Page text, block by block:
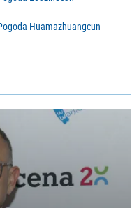
Huamazhuangcun